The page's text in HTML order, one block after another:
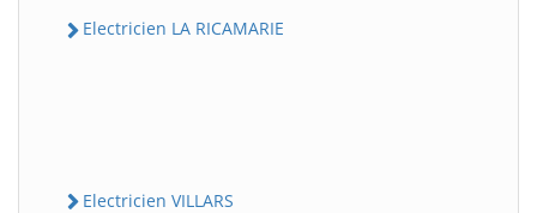
Electricien LA RICAMARIE
Electricien VILLARS